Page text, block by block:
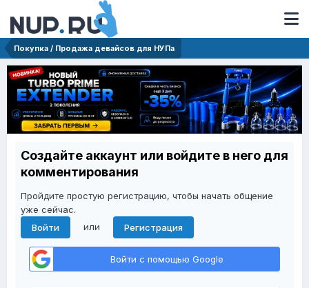
Покупка / Продажа девайсов для НУПа
Создайте аккаунт или войдите в него для
комментирования
Пройдите простую регистрацию, чтобы начать общение
уже сейчас.
Войти
или Регистрация
Войти с помощью Google